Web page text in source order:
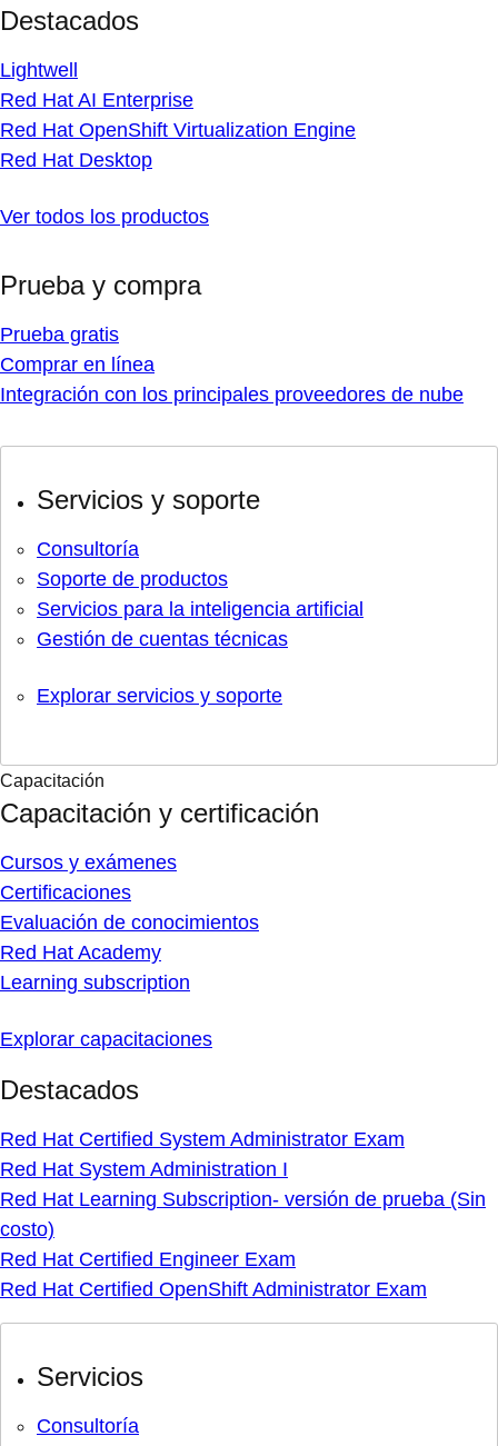
Destacados
Lightwell
Red Hat AI Enterprise
Red Hat OpenShift Virtualization Engine
Red Hat Desktop
Ver todos los productos
Prueba y compra
Prueba gratis
Comprar en línea
Integración con los principales proveedores de nube
Servicios y soporte
Consultoría
Soporte de productos
Servicios para la inteligencia artificial
Gestión de cuentas técnicas
Explorar servicios y soporte
Capacitación
Capacitación y certificación
Cursos y exámenes
Certificaciones
Evaluación de conocimientos
Red Hat Academy
Learning subscription
Explorar capacitaciones
Destacados
Red Hat Certified System Administrator Exam
Red Hat System Administration I
Red Hat Learning Subscription- versión de prueba (Sin
costo)
Red Hat Certified Engineer Exam
Red Hat Certified OpenShift Administrator Exam
Servicios
Consultoría